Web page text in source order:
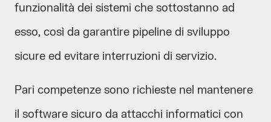
funzionalità dei sistemi che sottostanno ad
esso, così da garantire pipeline di sviluppo
sicure ed evitare interruzioni di servizio.
Pari competenze sono richieste nel mantenere
il software sicuro da attacchi informatici con